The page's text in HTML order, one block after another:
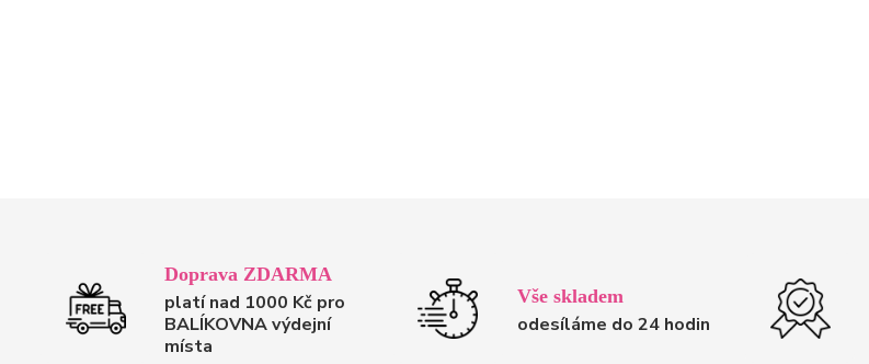
Doprava ZDARMA
platí nad 1000 Kč pro
BALÍKOVNA výdejní
místa
Vše skladem
odesíláme do 24 hodin